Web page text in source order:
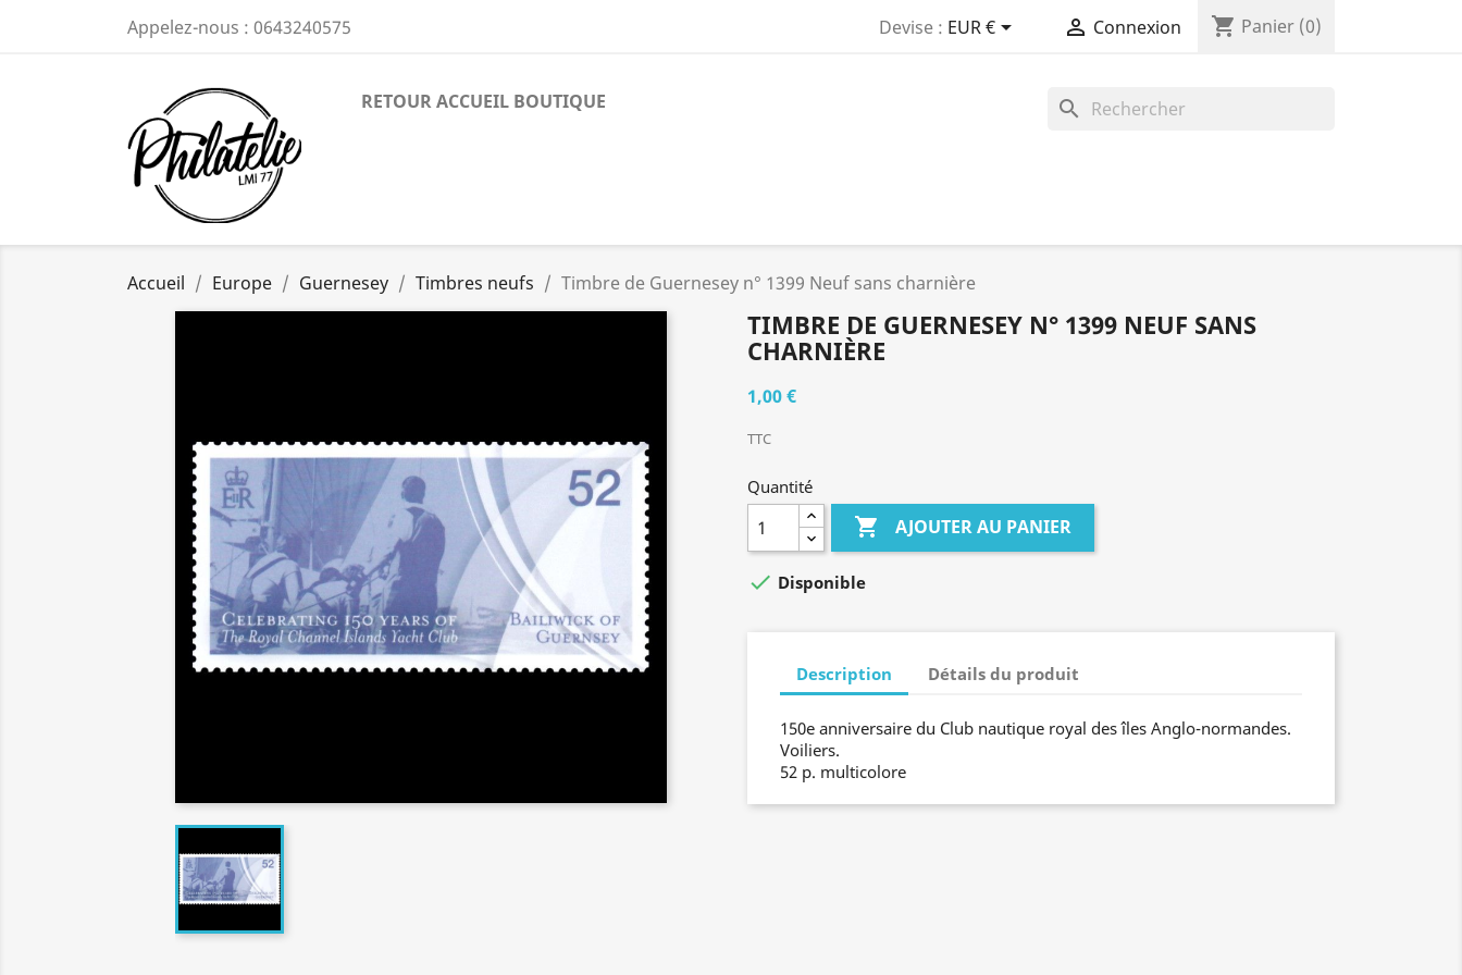
Appelez-nous : 0643240575 Devise : EUR €  Connexion shopping_cart Panier (0)
RETOUR ACCUEIL BOUTIQUE search
Accueil Europe Guernesey Timbres neufs Timbre de Guernesey n° 1399 Neuf sans charnière
TIMBRE DE GUERNESEY N° 1399 NEUF SANS
CHARNIÈRE
1,00 €
TTC
Quantité
 AJOUTER AU PANIER
 Disponible
Description Détails du produit
150e anniversaire du Club nautique royal des îles Anglo-normandes.
Voiliers.
52 p. multicolore